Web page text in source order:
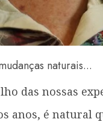
naturais...
das nossas
anos, é natural